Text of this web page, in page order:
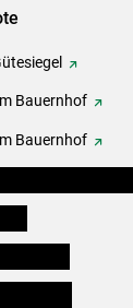
Bauernhof
Bauernhof